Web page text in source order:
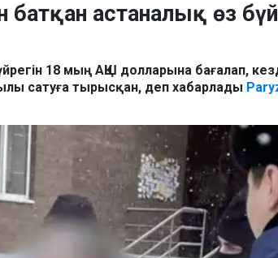
батқан астаналық өз
18 мың АҚШ долларына бағалап,
сатуға тырысқан, деп хабарлады